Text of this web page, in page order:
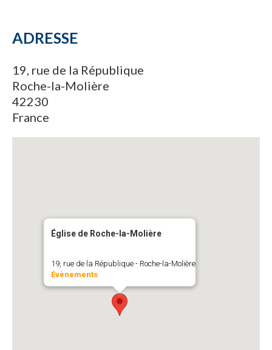
ADRESSE
19, rue de la République
Roche-la-Molière
42230
France
Église de Roche-la-Molière
19, rue de la République - Roche-la-Molière
Évènements